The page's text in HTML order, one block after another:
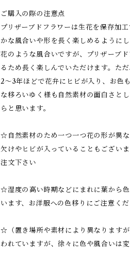
ご購入の際の注意点
プリザーブドフラワーは生花を保存加
かな風合いや形を長く楽しめるように
花のような風合いですが、プリザーブ
るため長く楽しんでいただけます。た
2～3年ほどで花弁にヒビが入り、お色
な移ろいゆく様も自然素材の面白さと
らと思います。
☆自然素材のため一つ一つ花の形が異
欠けやヒビが入っていることもござい
注文下さい
☆湿度の高い時期などにまれに葉から
います、お洋服への色移りにご注意くだ
☆（置き場所や素材により異なります
われていますが、徐々に色や風合いは変